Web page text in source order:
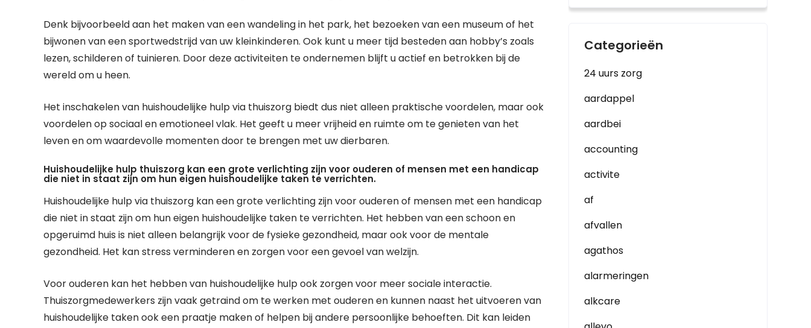
Denk bijvoorbeeld aan het maken van een wandeling in het park, het bezoeken van een museum of het
bijwonen van een sportwedstrijd van uw kleinkinderen. Ook kunt u meer tijd besteden aan hobby’s zoals
lezen, schilderen of tuinieren. Door deze activiteiten te ondernemen blijft u actief en betrokken bij de
wereld om u heen.
Het inschakelen van huishoudelijke hulp via thuiszorg biedt dus niet alleen praktische voordelen, maar ook
voordelen op sociaal en emotioneel vlak. Het geeft u meer vrijheid en ruimte om te genieten van het
leven en om waardevolle momenten door te brengen met uw dierbaren.
Huishoudelijke hulp thuiszorg kan een grote verlichting zijn voor ouderen of mensen met een handicap
die niet in staat zijn om hun eigen huishoudelijke taken te verrichten.
Huishoudelijke hulp via thuiszorg kan een grote verlichting zijn voor ouderen of mensen met een handicap
die niet in staat zijn om hun eigen huishoudelijke taken te verrichten. Het hebben van een schoon en
opgeruimd huis is niet alleen belangrijk voor de fysieke gezondheid, maar ook voor de mentale
gezondheid. Het kan stress verminderen en zorgen voor een gevoel van welzijn.
Voor ouderen kan het hebben van huishoudelijke hulp ook zorgen voor meer sociale interactie.
Thuiszorgmedewerkers zijn vaak getraind om te werken met ouderen en kunnen naast het uitvoeren van
huishoudelijke taken ook een praatje maken of helpen bij andere persoonlijke behoeften. Dit kan leiden
Categorieën
24 uurs zorg
aardappel
aardbei
accounting
activite
af
afvallen
agathos
alarmeringen
alkcare